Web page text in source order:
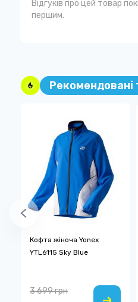
Відгуків про цей товар
першим.
Рекомендовані
Кофта жіноча Yonex
YTL6115 Sky Blue
3 699 грн